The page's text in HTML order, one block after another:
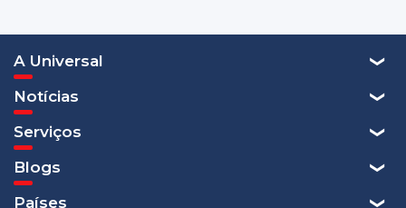
A Universal
Notícias
Serviços
Blogs
Países